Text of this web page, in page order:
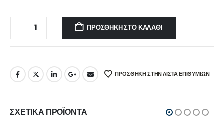
ΠΡΟΣΘΉΚΗ ΣΤΟ ΚΑΛΆΘΙ
ΠΡΌΣΘΉΚΗ ΣΤΗΝ ΛΊΣΤΑ ΕΠΙΘΥΜΙΏΝ
ΣΧΕΤΙΚΆ ΠΡΟΪΌΝΤΑ